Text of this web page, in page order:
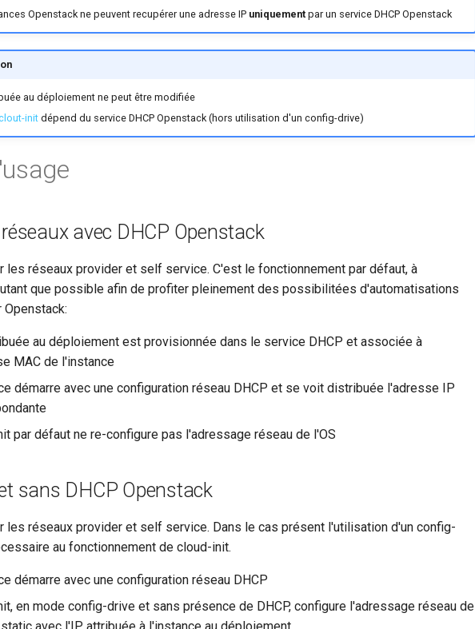
Openstack ne peuvent recupérer une adresse IP uniquementpar un service DHCP Openstack
au déploiement ne peut être modifiée
initdépend du service DHCP Openstack (hors utilisation d'un config-drive)
avec DHCP Openstack
les réseaux provider et self service. C'est le fonctionnement par défaut, à
que possible afin de profiter pleinement des possibilitées d'automatisations
au déploiement est provisionnée dans le service DHCP et associée à
MAC de l'instance
démarre avec une configuration réseau DHCP et se voit distribuée l'adresse IP
par défaut ne re-configure pas l'adressage réseau de l'OS
sans DHCP Openstack
les réseaux provider et self service. Dans le cas présent l'utilisation d'un config-
au fonctionnement de cloud-init.
démarre avec une configuration réseau DHCP
en mode config-drive et sans présence de DHCP, configure l'adressage réseau de